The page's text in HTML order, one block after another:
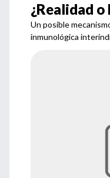
¿Realidad
Un posible
inmunológica